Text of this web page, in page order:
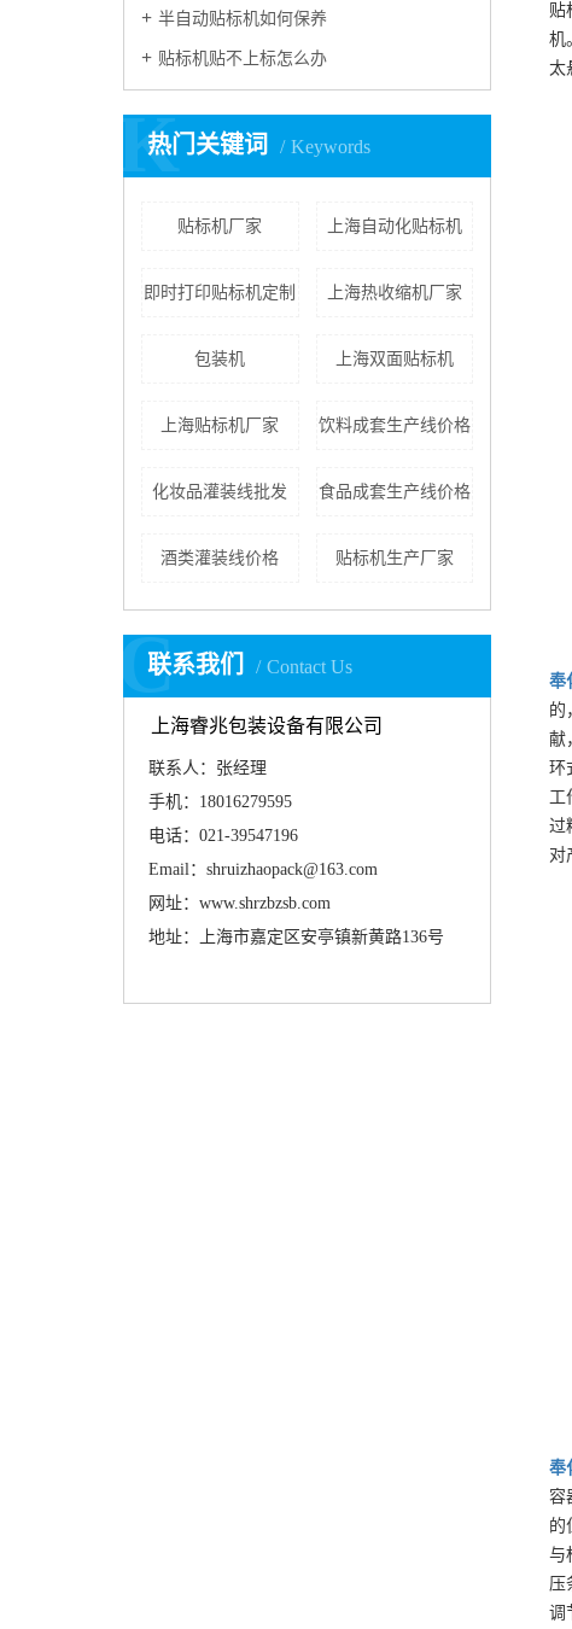
半自动贴标机如何保养
贴标机贴不上标怎么办
热门关键词 Keywords
K
贴标机厂家 上海自动化贴标机
即时打印贴标机定制 上海热收缩机厂家
包装机 上海双面贴标机
上海贴标机厂家 饮料成套生产线价格
化妆品灌装线批发 食品成套生产线价格
酒类灌装线价格 贴标机生产厂家
联系我们 Contact Us
C
上海睿兆包装设备有限公司
联系人：张经理
手机：18016279595
电话：021-39547196
Email：shruizhaopack@163.com
网址：www.shrzbzsb.com
地址：上海市嘉定区安亭镇新黄路136号
贴
机
太
奉
的
献
环
工
过
对
奉
容
的
与
压
调